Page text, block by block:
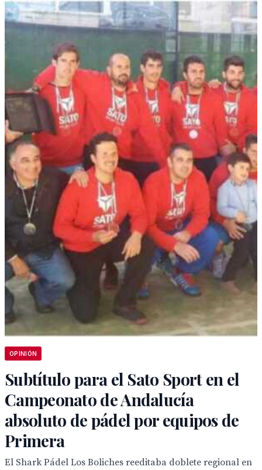
OPINIÓN
Subtítulo para el Sato Sport en el
Campeonato de Andalucía
absoluto de pádel por equipos de
Primera
El Shark Pádel Los Boliches reeditaba doblete regional en